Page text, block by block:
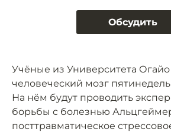
Обсудить
Учёные из Университета
человеческий мозг
На нём будут проводить
борьбы с болезнью
посттравматическое